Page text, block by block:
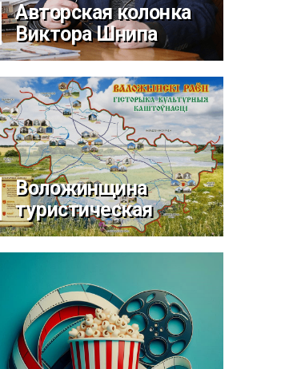
Авторская колонка
Виктора Шнипа
Воложинщина
туристическая